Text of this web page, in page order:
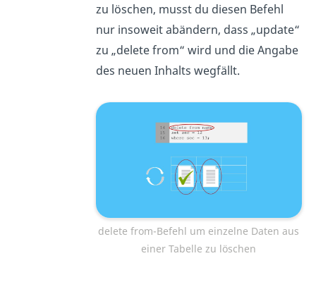
zu löschen, musst du diesen Befehl
nur insoweit abändern, dass „update“
zu „delete from“ wird und die Angabe
des neuen Inhalts wegfällt.
delete from-Befehl um einzelne Daten aus
einer Tabelle zu löschen